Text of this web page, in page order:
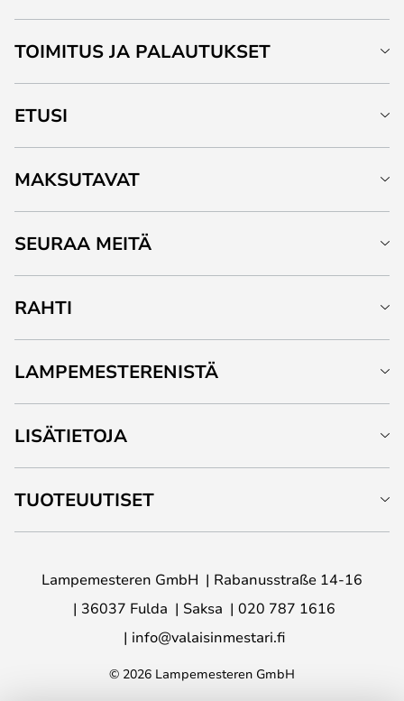
TOIMITUS JA PALAUTUKSET
ETUSI
MAKSUTAVAT
SEURAA MEITÄ
RAHTI
LAMPEMESTERENISTÄ
LISÄTIETOJA
TUOTEUUTISET
Lampemesteren GmbH
Rabanusstraße 14-16
36037 Fulda
Saksa
020 787 1616
info@valaisinmestari.fi
© 2026 Lampemesteren GmbH